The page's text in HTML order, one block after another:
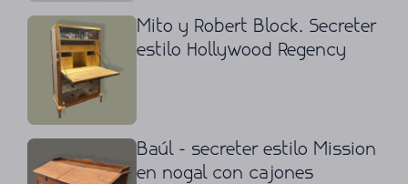
Mito y Robert Block. Secreter
estilo Hollywood Regency
Baúl - secreter estilo Mission
en nogal con cajones